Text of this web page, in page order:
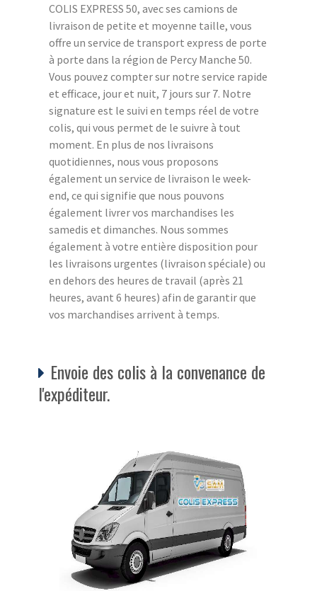
COLIS EXPRESS 50, avec ses camions de
livraison de petite et moyenne taille, vous
offre un service de transport express de porte
à porte dans la région de Percy Manche 50.
Vous pouvez compter sur notre service rapide
et efficace, jour et nuit, 7 jours sur 7. Notre
signature est le suivi en temps réel de votre
colis, qui vous permet de le suivre à tout
moment. En plus de nos livraisons
quotidiennes, nous vous proposons
également un service de livraison le week-
end, ce qui signifie que nous pouvons
également livrer vos marchandises les
samedis et dimanches. Nous sommes
également à votre entière disposition pour
les livraisons urgentes (livraison spéciale) ou
en dehors des heures de travail (après 21
heures, avant 6 heures) afin de garantir que
vos marchandises arrivent à temps.
Envoie des colis à la convenance de
l'expéditeur.